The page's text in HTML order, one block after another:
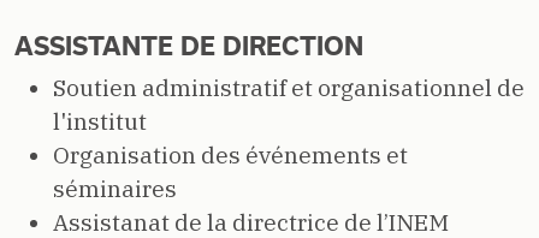
ASSISTANTE DE DIRECTION
Soutien administratif et organisationnel de
l'institut
Organisation des événements et
séminaires
Assistanat de la directrice de l’INEM